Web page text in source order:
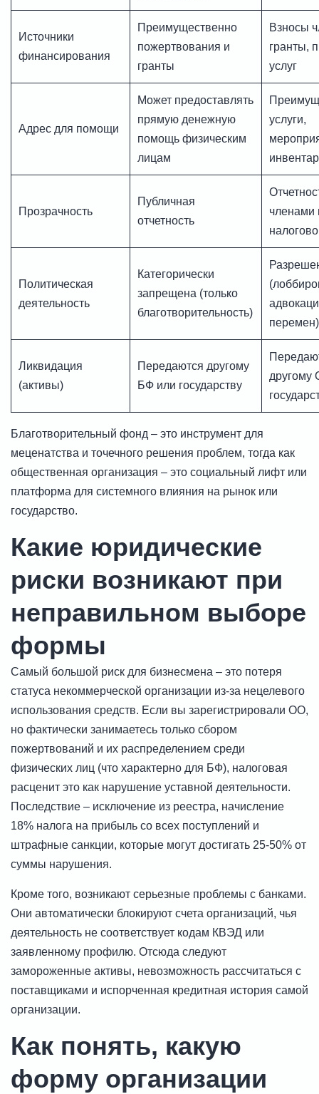
Источники
финансирования
Преимущественно
пожертвования и
гранты
Взносы
гранты,
услуг
Адрес для помощи
Может предоставлять
прямую денежную
помощь физическим
лицам
услуги,
Прозрачность
Публичная
отчетность
членами
Политическая
деятельность
Категорически
запрещена (только
благотворительность)
перемен)
Ликвидация
(активы)
Передаются другому
БФ или государству
другому
Благотворительный фонд – это инструмент для
меценатства и точечного решения проблем, тогда как
общественная организация – это социальный лифт или
платформа для системного влияния на рынок или
государство.
Какие юридические
риски возникают при
неправильном выборе
формы
Самый большой риск для бизнесмена – это потеря
статуса некоммерческой организации из-за нецелевого
использования средств. Если вы зарегистрировали ОО,
но фактически занимаетесь только сбором
пожертвований и их распределением среди
физических лиц (что характерно для БФ), налоговая
расценит это как нарушение уставной деятельности.
Последствие – исключение из реестра, начисление
18% налога на прибыль со всех поступлений и
штрафные санкции, которые могут достигать 25-50% от
суммы нарушения.
Кроме того, возникают серьезные проблемы с банками.
Они автоматически блокируют счета организаций, чья
деятельность не соответствует кодам КВЭД или
заявленному профилю. Отсюда следуют
замороженные активы, невозможность рассчитаться с
поставщиками и испорченная кредитная история самой
организации.
Как понять, какую
форму организации